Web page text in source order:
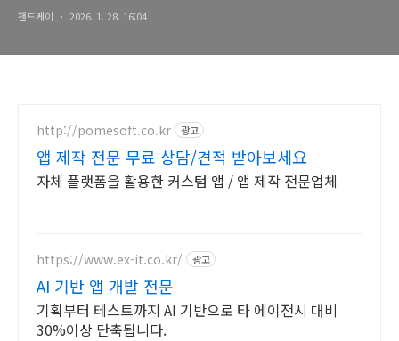
잰드케이 2026. 1. 28. 16:04
http://pomesoft.co.kr 광고
앱 제작 전문 무료 상담/견적 받아보세요
자체 플랫폼을 활용한 커스텀 앱 / 앱 제작 전문업체
https://www.ex-it.co.kr/ 광고
AI 기반 앱 개발 전문
기획부터 테스트까지 AI 기반으로 타 에이전시 대비
30%이상 단축됩니다.